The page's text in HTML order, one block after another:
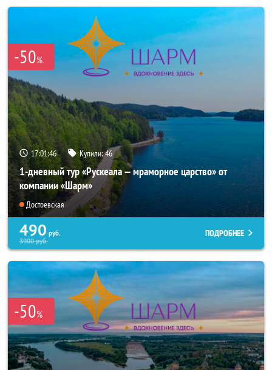
-50%
17:01:45 Купили:46
1-дневный тур «Рускеала — мраморное царство» от
компании «Шарм»
Достоевская
490 руб.
3900руб.
ПОДРОБНЕЕ
-50%